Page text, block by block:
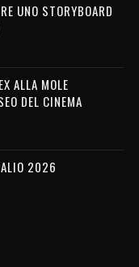
UNO STORYBOARD
ALLA MOLE
DEL CINEMA
2026